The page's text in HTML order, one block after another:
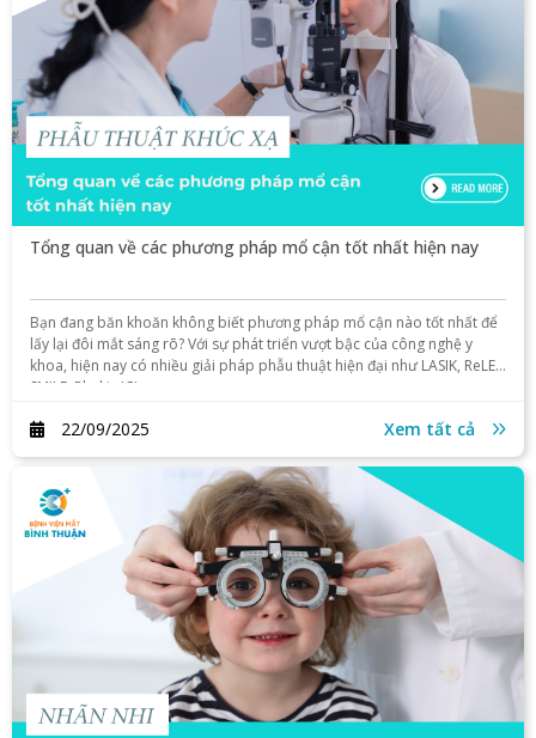
Tổng quan về các phương pháp mổ cận tốt nhất hiện nay
Bạn đang băn khoăn không biết phương pháp mổ cận nào tốt nhất để
lấy lại đôi mắt sáng rõ? Với sự phát triển vượt bậc của công nghệ y
khoa, hiện nay có nhiều giải pháp phẫu thuật hiện đại như LASIK, ReLEx
SMILE, Phakic ICL…
22/09/2025 Xem tất cả